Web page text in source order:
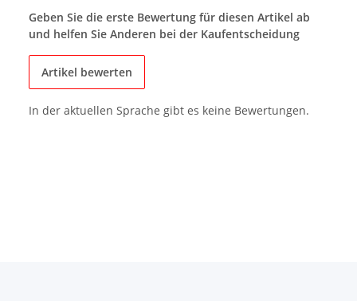
Geben Sie die erste Bewertung für diesen Artikel ab
und helfen Sie Anderen bei der Kaufentscheidung
Artikel bewerten
In der aktuellen Sprache gibt es keine Bewertungen.